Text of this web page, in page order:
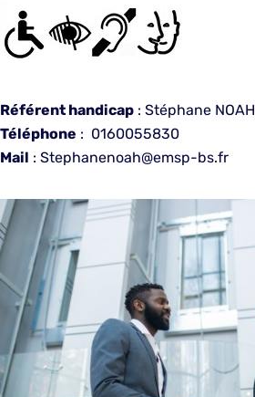
Référent handicap : Stéphane NOAH
Téléphone : 0160055830
Mail : Stephanenoah@emsp-bs.fr